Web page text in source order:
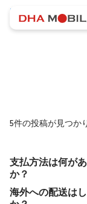
HOME
5件の投稿が見つか
支払方法は何が
か？
海外への配送は